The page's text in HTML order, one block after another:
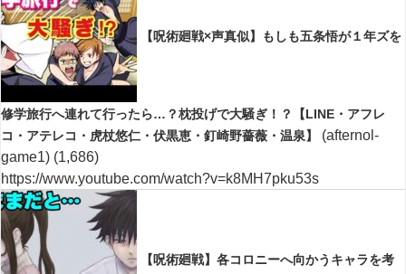
【呪術廻戦×声真似】もしも五条悟が１年ズを
修学旅行へ連れて行ったら…？枕投げで大騒ぎ！？【LINE・アフレ
コ・アテレコ・虎杖悠仁・伏黒恵・釘崎野薔薇・温泉】
(afternol-
game1) (1,686)
https://www.youtube.com/watch?v=k8MH7pku53s
【呪術廻戦】各コロニーへ向かうキャラを考